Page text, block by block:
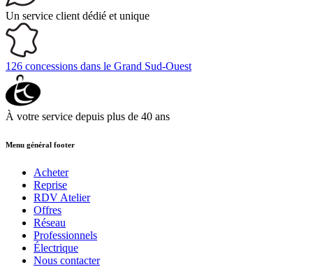
Un service client dédié et unique
126 concessions dans le Grand Sud-Ouest
À votre service depuis plus de 40 ans
Menu général footer
Acheter
Reprise
RDV Atelier
Offres
Réseau
Professionnels
Électrique
Nous contacter